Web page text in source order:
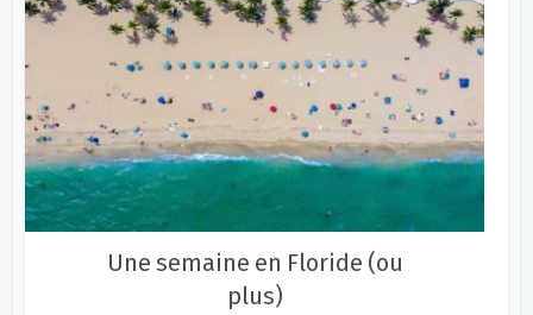
Une semaine en Floride (ou
plus)